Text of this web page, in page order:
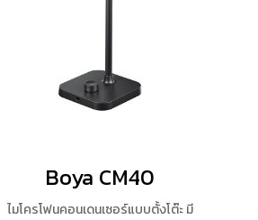
Boya CM40
ไมโครโฟนคอนเดนเซอร์แบบตั้งโต๊ะ มี